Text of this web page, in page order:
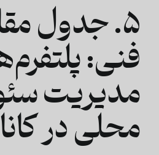
۵. جدول
فنی:
مدیریت
محلی در